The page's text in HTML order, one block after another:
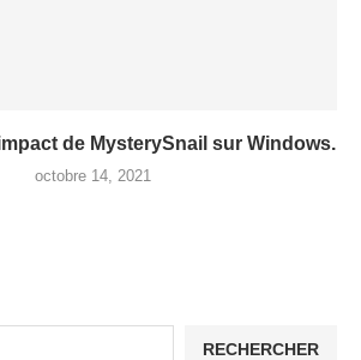
de MysterySnail sur Windows.
octobre 14, 2021
RECHERCHER